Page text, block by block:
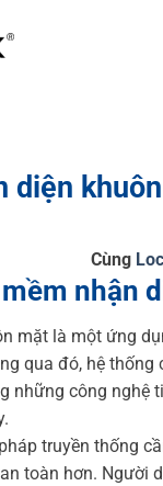
diện
Cùng
nhận
mặt là một ứng
qua đó, hệ
những công nghệ
truyền thống
toàn hơn. Người